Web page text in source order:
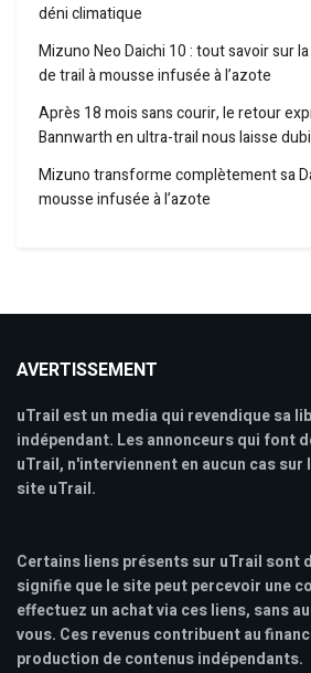
déni climatique
Mizuno Neo Daichi 10 : tout savoir sur
de trail à mousse infusée à l’azote
Après 18 mois sans courir, le retour
Bannwarth en ultra-trail nous laisse
Mizuno transforme complètement sa
mousse infusée à l’azote
AVERTISSEMENT
uTrail est un media qui revendique sa
indépendant. Les annonceurs qui font
uTrail, n'interviennent en aucun cas
site uTrail.
Certains liens présents sur uTrail sont
signifie que le site peut percevoir une
effectuez un achat via ces liens, sans
vous. Ces revenus contribuent au
production de contenus indépendants.